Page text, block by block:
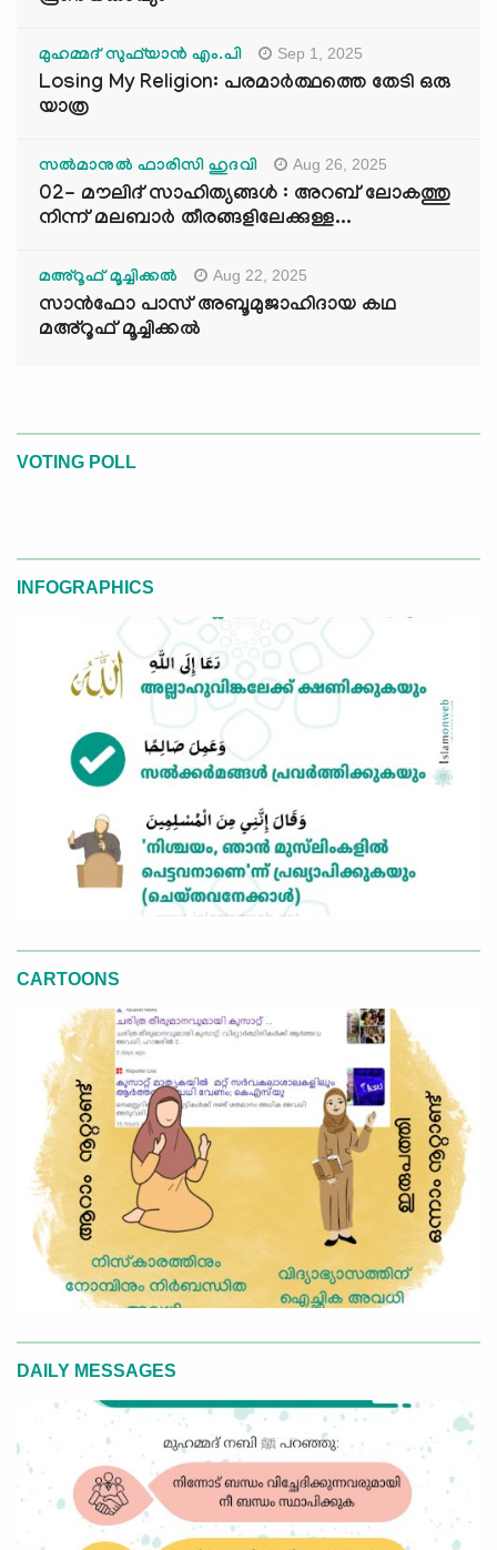
മുഹമ്മദ് സുഫ്‌യാൻ എം.പി Sep 1, 2025
Losing My Religion: പരമാർത്ഥത്തെ തേടി ഒരു
യാത്ര
സൽമാനുൽ ഫാരിസി ഹുദവി Aug 26, 2025
02- മൗലിദ് സാഹിത്യങ്ങൾ : അറബ് ലോകത്തു
നിന്ന് മലബാർ തീരങ്ങളിലേക്കുള്ള...
മഅ്റൂഫ് മൂച്ചിക്കല്‍ Aug 22, 2025
സാൻഫോ പാസ് അബൂമുജാഹിദായ കഥ
മഅ്റൂഫ് മൂച്ചിക്കല്‍
VOTING POLL
INFOGRAPHICS
CARTOONS
DAILY MESSAGES